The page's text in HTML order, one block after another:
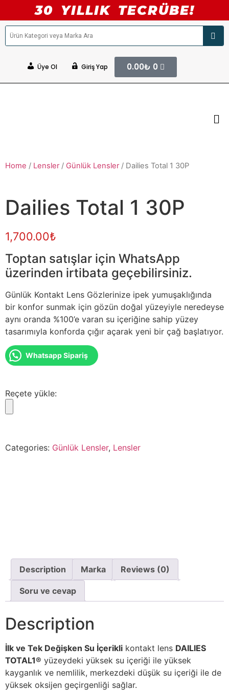
30 YILLIK TECRÜBE!
Üye Ol Giriş Yap 0.00₺ 0
Home / Lensler/ Günlük Lensler/ Dailies Total 1 30P
Dailies Total 1 30P
1,700.00₺
Toptan satışlar için WhatsApp
üzerinden irtibata geçebilirsiniz.
Günlük Kontakt Lens Gözlerinize ipek yumuşaklığında
bir konfor sunmak için gözün doğal yüzeyiyle neredeyse
aynı oranda %100’e varan su içeriğine sahip yüzey
tasarımıyla konforda çığır açarak yeni bir çağ başlatıyor.
Whatsapp Sipariş
Reçete yükle:
Categories: Günlük Lensler, Lensler
Description Marka Reviews (0)
Soru ve cevap
Description
İlk ve Tek Değişken Su İçerikli kontakt lens DAILIES
TOTAL1® yüzeydeki yüksek su içeriği ile yüksek
kayganlık ve nemlilik, merkezdeki düşük su içeriği ile de
yüksek oksijen geçirgenliği sağlar.